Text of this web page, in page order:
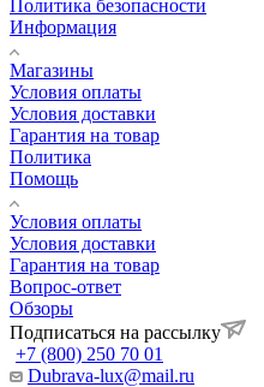
Политика безопасности
Информация
Магазины
Условия оплаты
Условия доставки
Гарантия на товар
Политика
Помощь
Условия оплаты
Условия доставки
Гарантия на товар
Вопрос-ответ
Обзоры
Подписаться на рассылку
+7 (800) 250 70 01
Dubrava-lux@mail.ru